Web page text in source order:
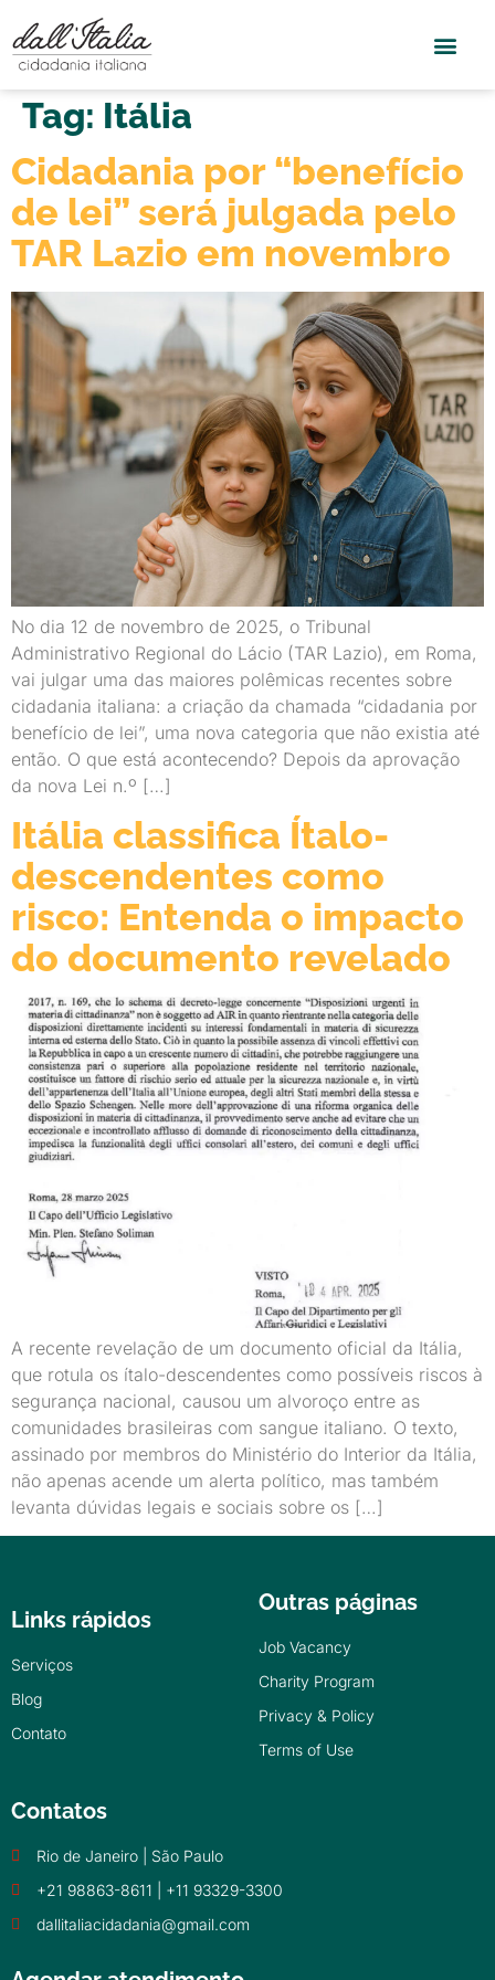
Tag: Itália
Cidadania por “benefício
de lei” será julgada pelo
TAR Lazio em novembro
No dia 12 de novembro de 2025, o Tribunal
Administrativo Regional do Lácio (TAR Lazio), em Roma,
vai julgar uma das maiores polêmicas recentes sobre
cidadania italiana: a criação da chamada “cidadania por
benefício de lei”, uma nova categoria que não existia até
então. O que está acontecendo? Depois da aprovação
da nova Lei n.º […]
Itália classifica Ítalo-
descendentes como
risco: Entenda o impacto
do documento revelado
A recente revelação de um documento oficial da Itália,
que rotula os ítalo-descendentes como possíveis riscos à
segurança nacional, causou um alvoroço entre as
comunidades brasileiras com sangue italiano. O texto,
assinado por membros do Ministério do Interior da Itália,
não apenas acende um alerta político, mas também
levanta dúvidas legais e sociais sobre os […]
Links rápidos
Serviços
Blog
Contato
Outras páginas
Job Vacancy
Charity Program
Privacy & Policy
Terms of Use
Contatos
Rio de Janeiro | São Paulo
+21 98863-8611 | +11 93329-3300
dallitaliacidadania@gmail.com